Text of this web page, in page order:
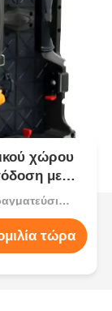
χώρου
με
Τιμή：Διαπραγματεύσιμος
τώρα